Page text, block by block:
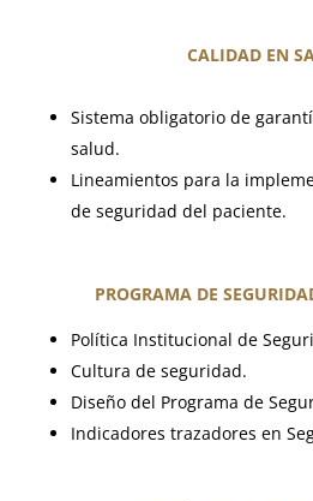
CALIDAD EN
Sistema obligatorio de
salud.
Lineamientos para la
de seguridad del paciente.
PROGRAMA DE
Política Institucional de
Cultura de seguridad.
Diseño del Programa de
Indicadores trazadores en